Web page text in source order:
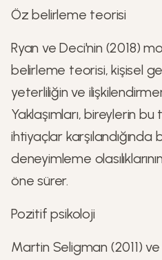
Öz belirleme teorisi
Ryan ve Deci'nin (2018)
belirleme teorisi, kişisel
yeterliliğin ve
Yaklaşımları, bireylerin
ihtiyaçlar
deneyimleme
öne sürer.
Pozitif psikoloji
Martin Seligman (2011)